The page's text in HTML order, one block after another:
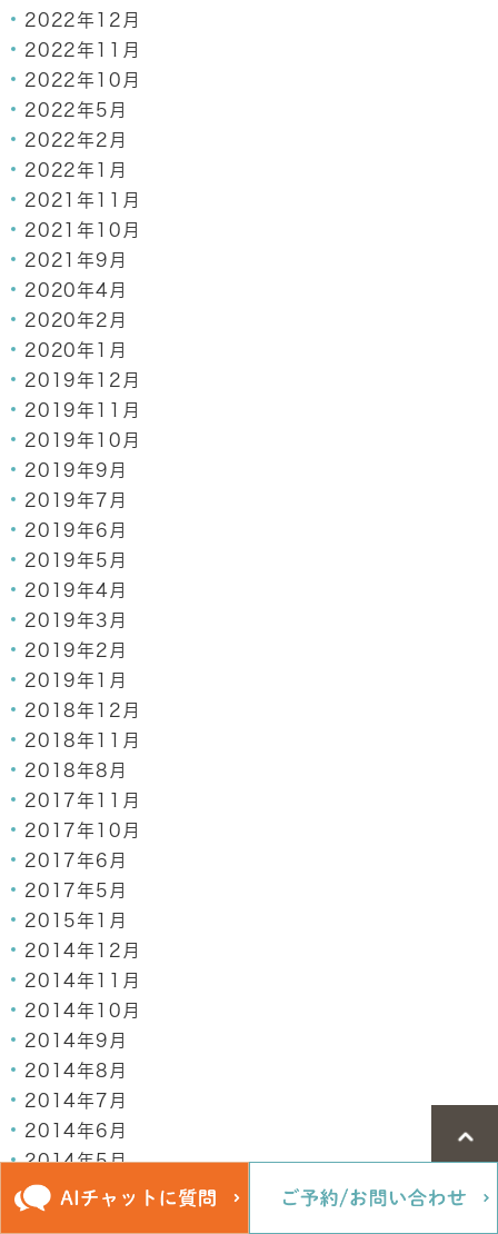
2022年12月
2022年11月
2022年10月
2022年5月
2022年2月
2022年1月
2021年11月
2021年10月
2021年9月
2020年4月
2020年2月
2020年1月
2019年12月
2019年11月
2019年10月
2019年9月
2019年7月
2019年6月
2019年5月
2019年4月
2019年3月
2019年2月
2019年1月
2018年12月
2018年11月
2018年8月
2017年11月
2017年10月
2017年6月
2017年5月
2015年1月
2014年12月
2014年11月
2014年10月
2014年9月
2014年8月
2014年7月
2014年6月
2014年5月
2014年4月